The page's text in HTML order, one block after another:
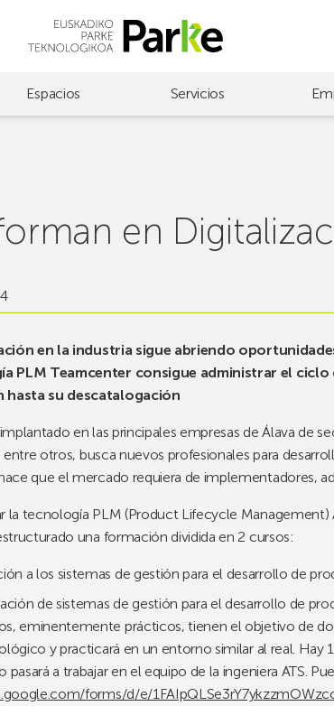
Espacios Servicios
en
en la industria sigue abriendo
PLM Teamcenter consigue administrar el
hasta su descatalogación
en las principales empresas de Álava de
entre otros, busca nuevos profesionales para
que el mercado requiera de implementadores,
la tecnología PLM (Product Lifecycle Management)
una formación dividida en 2 cursos:
a los sistemas de gestión para el desarrollo de
de sistemas de gestión para el desarrollo de
eminentemente prácticos, tienen el objetivo de
y practicará en un entorno similar al real. Hay
pasará a trabajar en el equipo de la ingeniera ATS.
forms/d/e/